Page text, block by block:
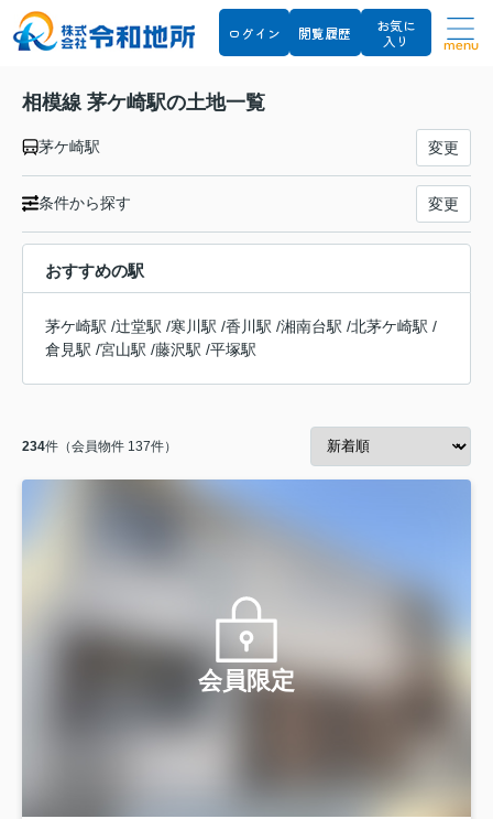
ログイン 閲覧履歴
お気に
入り
menu
相模線 茅ケ崎駅の土地一覧
茅ケ崎駅 変更
条件から探す 変更
おすすめの駅
茅ケ崎駅 /辻堂駅 /寒川駅 /香川駅 /湘南台駅 /北茅ケ崎駅 /
倉見駅 /宮山駅 /藤沢駅 /平塚駅
234件（会員物件 137件）
会員限定